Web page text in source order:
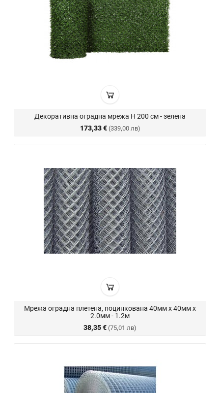
Декоративна оградна мрежа H 200 см - зелена
173,33 € (339,00 лв)
Мрежа оградна плетена, поцинкована 40мм х 40мм х
2.0мм - 1.2м
38,35 € (75,01 лв)